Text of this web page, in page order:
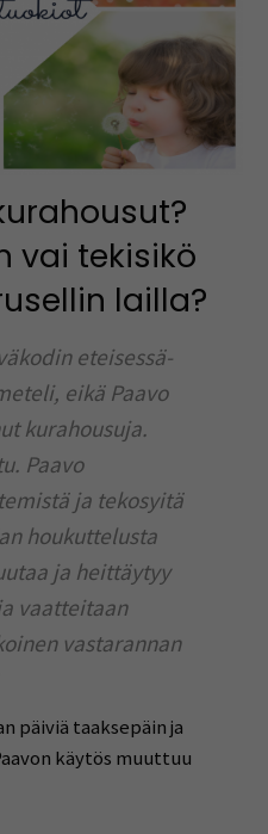
vai tekisikö
lailla?
eteisessä-
eikä Paavo
kurahousuja.
Paavo
ja tekosyitä
houkuttelusta
ja heittäytyy
vaatteitaan
vastarannan
päiviä taaksepäin ja
käytös muuttuu